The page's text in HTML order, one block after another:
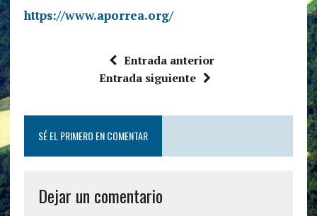
https://www.aporrea.org/
Entrada anterior
Entrada siguiente
SÉ EL PRIMERO EN COMENTAR
Dejar un comentario